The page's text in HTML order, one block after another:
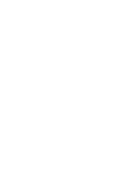
PayPal